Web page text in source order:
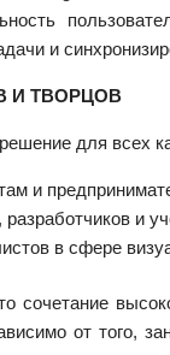
и
И ТВОРЦОВ
для всех
и
и
в сфере
от того,